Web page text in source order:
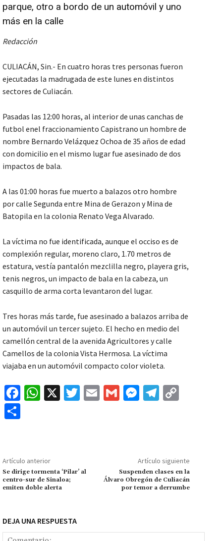
parque, otro a bordo de un automóvil y uno
más en la calle
Redacción
CULIACÁN, Sin.- En cuatro horas tres personas fueron
ejecutadas la madrugada de este lunes en distintos
sectores de Culiacán.
Pasadas las 12:00 horas, al interior de unas canchas de
futbol enel fraccionamiento Capistrano un hombre de
nombre Bernardo Velázquez Ochoa de 35 años de edad
con domicilio en el mismo lugar fue asesinado de dos
impactos de bala.
A las 01:00 horas fue muerto a balazos otro hombre
por calle Segunda entre Mina de Gerazon y Mina de
Batopila en la colonia Renato Vega Alvarado.
La víctima no fue identificada, aunque el occiso es de
complexión regular, moreno claro, 1.70 metros de
estatura, vestía pantalón mezclilla negro, playera gris,
tenis negros, un impacto de bala en la cabeza, un
casquillo de arma corta levantaron del lugar.
Tres horas más tarde, fue asesinado a balazos arriba de
un automóvil un tercer sujeto. El hecho en medio del
camellón central de la avenida Agricultores y calle
Camellos de la colonia Vista Hermosa. La víctima
viajaba en un automóvil compacto color violeta.
Fa
o
k
W
p
p
X
T
E
G
M
ge
r
Te
m Li
n
k
p
ar
tir
Artículo anterior
Se dirige tormenta ‘Pilar’ al
centro-sur de Sinaloa;
emiten doble alerta
Artículo siguiente
Suspenden clases en la
Álvaro Obregón de Culiacán
por temor a derrumbe
DEJA UNA RESPUESTA